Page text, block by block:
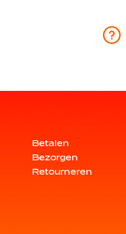
Betalen
Bezorgen
Retourneren